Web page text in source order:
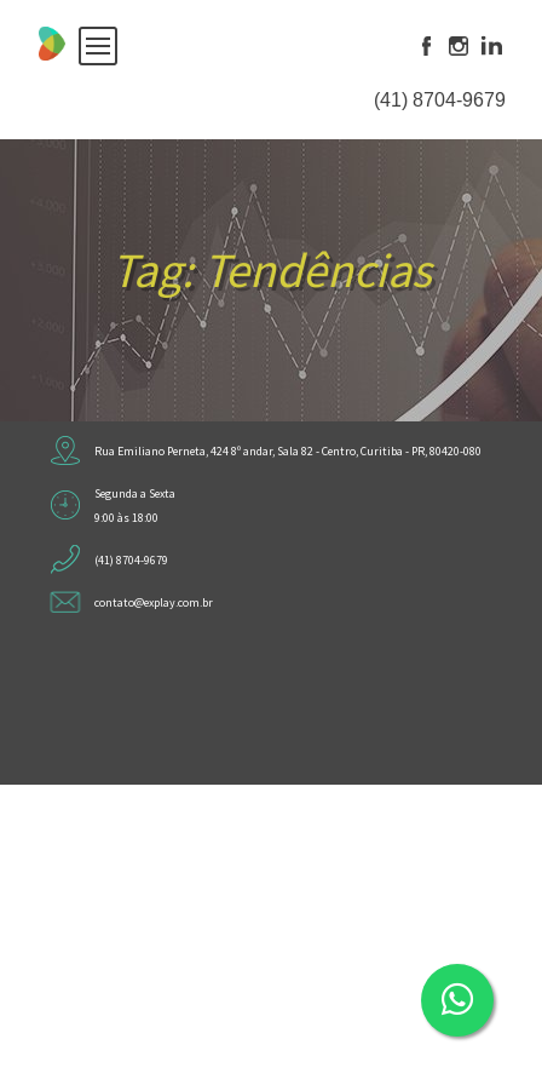
content
(41) 8704-9679
Tag:Tendências
Rua Emiliano Perneta, 424 8º andar, Sala 82 - Centro, Curitiba - PR, 80420-080
Segunda a Sexta
9:00 às 18:00
(41) 8704-9679
contato@explay.com.br